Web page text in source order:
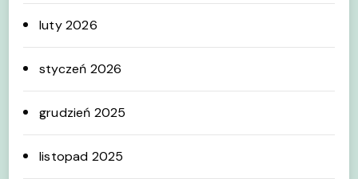
luty 2026
styczeń 2026
grudzień 2025
listopad 2025